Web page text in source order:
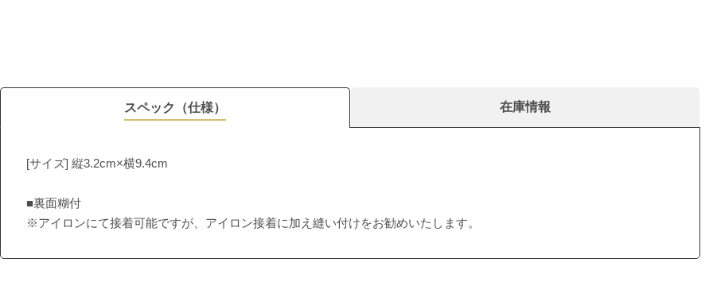
スペック（仕様） 在庫情報
[サイズ] 縦3.2cm×横9.4cm
■裏面糊付
※アイロンにて接着可能ですが、アイロン接着に加え縫い付けをお勧めいたします。